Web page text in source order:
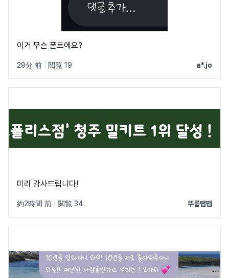
이거 무슨 폰트에요?
29分 前 閲覧 19 a*.jo
미리 감사드립니다!
約2時間 前 閲覧 34 뚜룹땝땝